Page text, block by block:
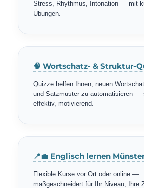
Stress, Rhythmus, Intonation — mit
Übungen.
🧠 Wortschatz- & Struktur-
Quizze helfen Ihnen, neuen
und Satzmuster zu automatisieren —
effektiv, motivierend.
📍💼 Englisch lernen Münster
Flexible Kurse vor Ort oder online —
maßgeschneidert für Ihr Niveau, Ihre